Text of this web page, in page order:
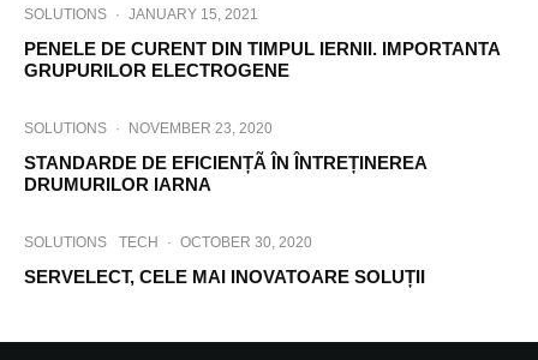
SOLUTIONS · JANUARY 15, 2021
PENELE DE CURENT DIN TIMPUL IERNII. IMPORTANTA
GRUPURILOR ELECTROGENE
SOLUTIONS · NOVEMBER 23, 2020
STANDARDE DE EFICIENȚÃ ÎN ÎNTREȚINEREA
DRUMURILOR IARNA
SOLUTIONS TECH · OCTOBER 30, 2020
SERVELECT, CELE MAI INOVATOARE SOLUȚII